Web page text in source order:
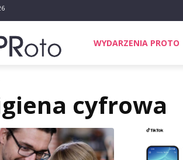
WYDARZENIA PROTO
cyfrowa